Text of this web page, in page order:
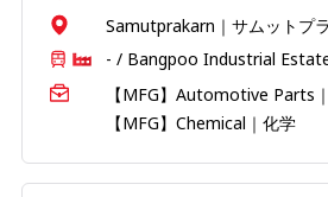
Samutprakarn｜サムットプ
- / Bangpoo Industrial
【MFG】Automotive Parts
【MFG】Chemical｜化学